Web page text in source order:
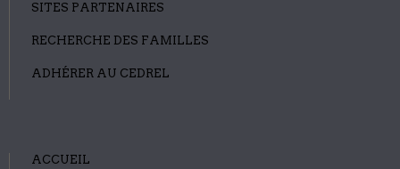
SITES PARTENAIRES
RECHERCHE DES FAMILLES
ADHÉRER AU CEDREL
ACCUEIL